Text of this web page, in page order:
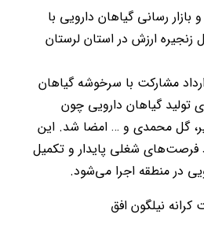
بازار رسانی گیاهان دارویی با
ارزش در استان لرستان
قرارداد مشارکت با سرخوشه گیاهان
تولید گیاهان دارویی چون
گل محمدی و … امضا شد. این
فرصت‌های شغلی پایدار و تکمیل
در منطقه اجرا می‌شود.
نیلگون افق